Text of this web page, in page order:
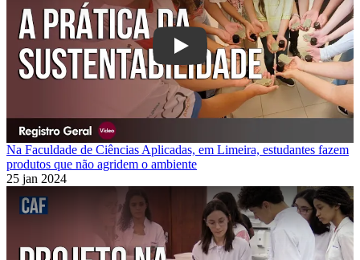
Play
Na Faculdade de Ciências Aplicadas, em Limeira, estudantes fazem
produtos que não agridem o ambiente
25 jan 2024